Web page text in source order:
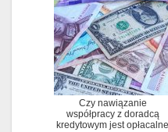
Czy nawiązanie
współpracy z doradcą
kredytowym jest opłacalne